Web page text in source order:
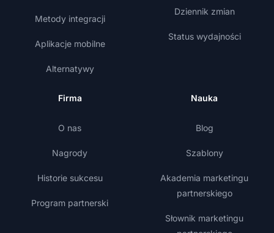
Metody integracji
Aplikacje mobilne
Alternatywy
Dziennik zmian
Status wydajności
Firma
O nas
Nagrody
Historie sukcesu
Program partnerski
Nauka
Blog
Szablony
Akademia marketingu
partnerskiego
Słownik marketingu